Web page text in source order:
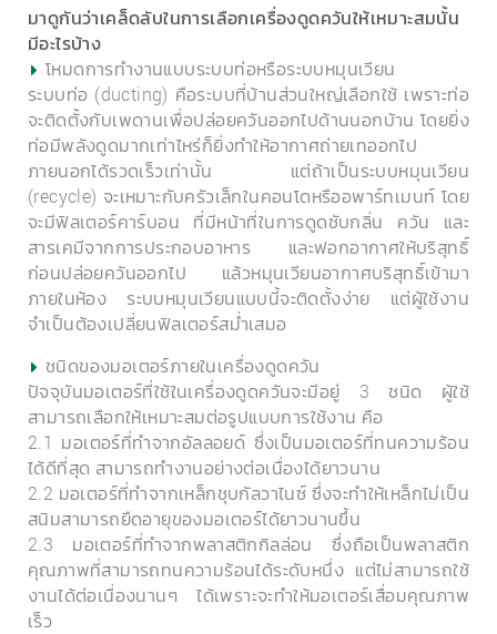
มาดูกันว่าเคล็ดลับในการเลือกเครื่องดูดควันให้เหมาะสมนั้น
มีอะไรบ้าง
โหมดการทำงานแบบระบบท่อหรือระบบหมุนเวียน
ระบบท่อ (ducting) คือระบบที่บ้านส่วนใหญ่เลือกใช้ เพราะท่อ
จะติดตั้งกับเพดานเพื่อปล่อยควันออกไปด้านนอกบ้าน โดยยิ่ง
ท่อมีพลังดูดมากเท่าไหร่ก็ยิ่งทำให้อากาศถ่ายเทออกไป
ภายนอกได้รวดเร็วเท่านั้น แต่ถ้าเป็นระบบหมุนเวียน
(recycle) จะเหมาะกับครัวเล็กในคอนโดหรืออพาร์ทเมนท์ โดย
จะมีฟิลเตอร์คาร์บอน ที่มีหน้าที่ในการดูดซับกลิ่น ควัน และ
สารเคมีจากการประกอบอาหาร และฟอกอากาศให้บริสุทธิ์
ก่อนปล่อยควันออกไป แล้วหมุนเวียนอากาศบริสุทธิ์เข้ามา
ภายในห้อง ระบบหมุนเวียนแบบนี้จะติดตั้งง่าย แต่ผู้ใช้งาน
จำเป็นต้องเปลี่ยนฟิลเตอร์สม่ำเสมอ
ชนิดของมอเตอร์ภายในเครื่องดูดควัน
ปัจจุบันมอเตอร์ที่ใช้ในเครื่องดูดควันจะมีอยู่ 3 ชนิด ผู้ใช้
สามารถเลือกให้เหมาะสมต่อรูปแบบการใช้งาน คือ
2.1 มอเตอร์ที่ทำจากอัลลอยด์ ซึ่งเป็นมอเตอร์ที่ทนความร้อน
ได้ดีที่สุด สามารถทำงานอย่างต่อเนื่องได้ยาวนาน
2.2 มอเตอร์ที่ทำจากเหล็กชุบกัลวาไนซ์ ซึ่งจะทำให้เหล็กไม่เป็น
สนิมสามารถยืดอายุของมอเตอร์ได้ยาวนานขึ้น
2.3 มอเตอร์ที่ทำจากพลาสติกกิลล่อน ซึ่งถือเป็นพลาสติก
คุณภาพที่สามารถทนความร้อนได้ระดับหนึ่ง แต่ไม่สามารถใช้
งานได้ต่อเนื่องนานๆ ได้เพราะจะทำให้มอเตอร์เสื่อมคุณภาพ
เร็ว